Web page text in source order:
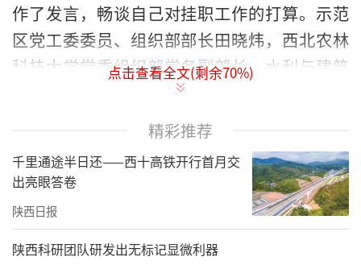
作了发言，畅谈自己对挂职工作的打算。示范
区党工委委员、组织部部长田晓炜，西北农林
科技大学党委组织部常务副部长、水利与建筑
工程学院党委书记郑伟出席并讲话。
点击查看全文(剩余70%)
精彩推荐
千里通途半日还——西十高铁开行首月交
出亮眼答卷
陕西日报
陕西科研团队研发出无标记显微利器